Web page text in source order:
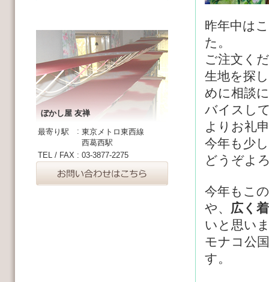
ぼかし屋 友禅
最寄り駅 : 東京メトロ東西線
西葛西駅
TEL / FAX : 03-3877-2275
昨年中は
た。
ご注文く
生地を探
めに相談
バイスし
よりお礼
今年も少
どうぞよ
今年もこの
や、 広く
いと思い
モナコ公
す。